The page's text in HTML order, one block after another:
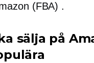
(FBA) .
sälja på